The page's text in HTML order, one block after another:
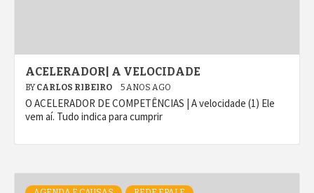
ACELERADOR| A VELOCIDADE
BY CARLOS RIBEIRO 5 ANOS AGO
O ACELERADOR DE COMPETÊNCIAS | A velocidade (1) Ele
vem aí. Tudo indica para cumprir